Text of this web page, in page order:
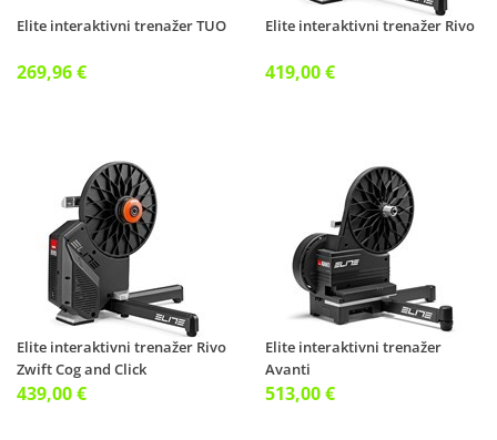
Elite interaktivni trenažer TUO
269,96 €
Elite interaktivni trenažer Rivo
419,00 €
Elite interaktivni trenažer Rivo
Zwift Cog and Click
439,00 €
Elite interaktivni trenažer
Avanti
513,00 €